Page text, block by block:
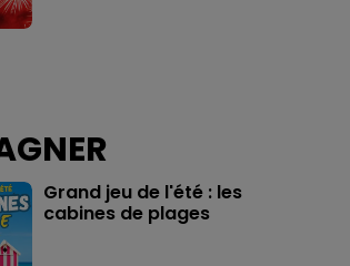
Grand jeu de l'été : les
cabines de plages